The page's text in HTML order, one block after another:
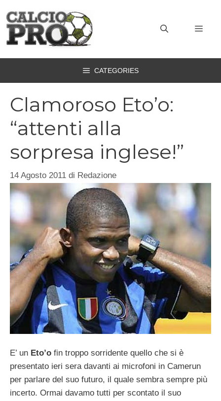
contenuto
CATEGORIES
Clamoroso Eto’o:
“attenti alla
sorpresa inglese!”
14 Agosto 2011 di Redazione
E’ un Eto’o fin troppo sorridente quello che si è
presentato ieri sera davanti ai microfoni in Camerun
per parlare del suo futuro, il quale sembra sempre più
incerto. Ormai davamo tutti per scontato il suo